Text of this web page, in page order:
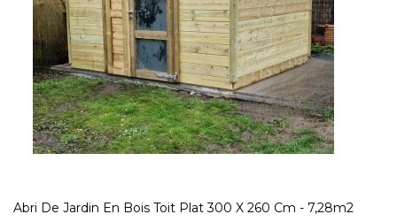
Abri De Jardin En Bois Toit Plat 300 X 260 Cm - 7,28m2